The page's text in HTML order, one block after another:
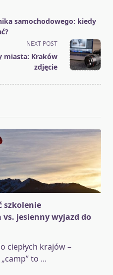
samochodowego: kiedy
NEXT POST
miasta: Kraków
zdjęcie
szkolenie
jesienny wyjazd do
ciepłych krajów –
to ...